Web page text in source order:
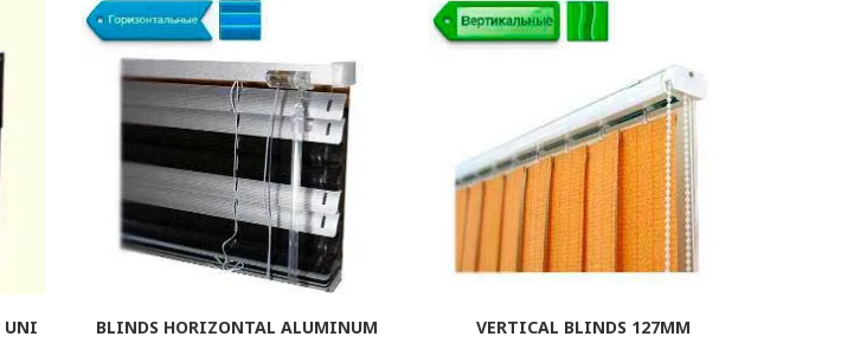
UNI
BLINDS HORIZONTAL ALUMINUM
VERTICAL BLINDS 127MM